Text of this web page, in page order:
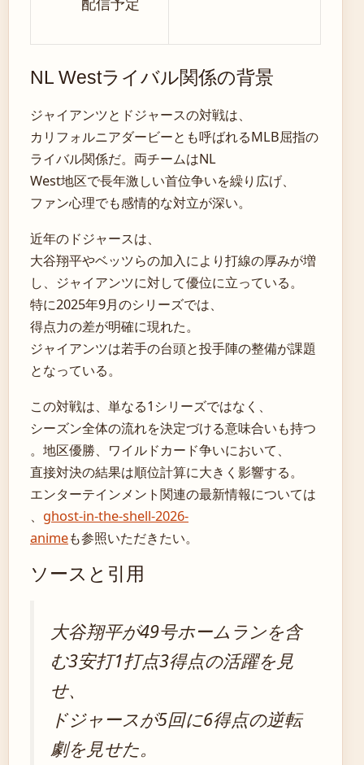
NL Westライバル関係の背景
ジャイアンツとドジャースの対戦は、
カリフォルニアダービーとも呼ばれるMLB屈指の
ライバル関係だ。両チームはNL
West地区で長年激しい首位争いを繰り広げ、
ファン心理でも感情的な対立が深い。
近年のドジャースは、
大谷翔平やベッツらの加入により打線の厚みが増
し、ジャイアンツに対して優位に立っている。
特に2025年9月のシリーズでは、
得点力の差が明確に現れた。
ジャイアンツは若手の台頭と投手陣の整備が課題
となっている。
この対戦は、単なる1シリーズではなく、
シーズン全体の流れを決定づける意味合いも持つ
。地区優勝、ワイルドカード争いにおいて、
直接対決の結果は順位計算に大きく影響する。
エンターテインメント関連の最新情報については
、 ghost-in-the-shell-2026-
animeも参照いただきたい。
ソースと引用
大谷翔平が49号ホームランを含
む3安打1打点3得点の活躍を見
せ、
ドジャースが5回に6得点の逆転
劇を見せた。